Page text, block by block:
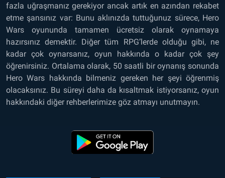
fazla uğraşmanız gerekiyor ancak artık en azından rekabet
etme şansınız var: Bunu aklınızda tuttuğunuz sürece, Hero
Wars oyununda tamamen ücretsiz olarak oynamaya
hazırsınız demektir. Diğer tüm RPG’lerde olduğu gibi, ne
kadar çok oynarsanız, oyun hakkında o kadar çok şey
öğrenirsiniz. Ortalama olarak, 50 saatli bir oynanış sonunda
Hero Wars hakkında bilmeniz gereken her şeyi öğrenmiş
olacaksınız. Bu süreyi daha da kısaltmak istiyorsanız, oyun
hakkındaki diğer rehberlerimize göz atmayı unutmayın.